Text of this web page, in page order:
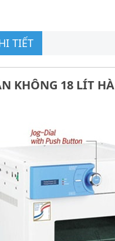
TIẾT
KHÔNG 18 LÍT